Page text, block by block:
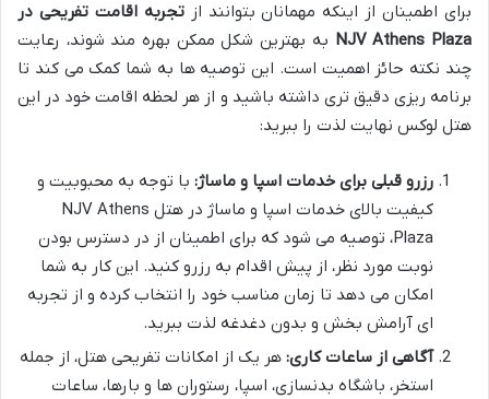
برای اطمینان از اینکه مهمانان بتوانند ازتجربه اقامت تفریحی در
NJV Athens Plaza به بهترین شکل ممکن بهره مند شوند، رعایت
چند نکته حائز اهمیت است. این توصیه ها به شما کمک می کند تا
برنامه ریزی دقیق تری داشته باشید و از هر لحظه اقامت خود در این
هتل لوکس نهایت لذت را ببرید:
رزرو قبلی برای خدمات اسپا و ماساژ: با توجه به محبوبیت و
کیفیت بالای خدمات اسپا و ماساژ در هتل NJV Athens
Plaza، توصیه می شود که برای اطمینان از در دسترس بودن
نوبت مورد نظر، از پیش اقدام به رزرو کنید. این کار به شما
امکان می دهد تا زمان مناسب خود را انتخاب کرده و از تجربه
ای آرامش بخش و بدون دغدغه لذت ببرید.
آگاهی از ساعات کاری: هر یک از امکانات تفریحی هتل، از جمله
استخر، باشگاه بدنسازی، اسپا، رستوران ها و بارها، ساعات